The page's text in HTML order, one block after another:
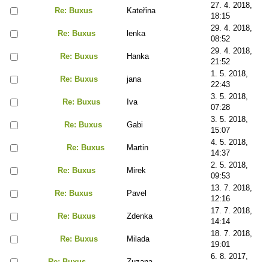
Re: Buxus
Kateřina
27. 4. 2018,
18:15
Re: Buxus
lenka
29. 4. 2018,
08:52
Re: Buxus
Hanka
29. 4. 2018,
21:52
Re: Buxus
jana
1. 5. 2018,
22:43
Re: Buxus
Iva
3. 5. 2018,
07:28
Re: Buxus
Gabi
3. 5. 2018,
15:07
Re: Buxus
Martin
4. 5. 2018,
14:37
Re: Buxus
Mirek
2. 5. 2018,
09:53
Re: Buxus
Pavel
13. 7. 2018,
12:16
Re: Buxus
Zdenka
17. 7. 2018,
14:14
Re: Buxus
Milada
18. 7. 2018,
19:01
6. 8. 2017,